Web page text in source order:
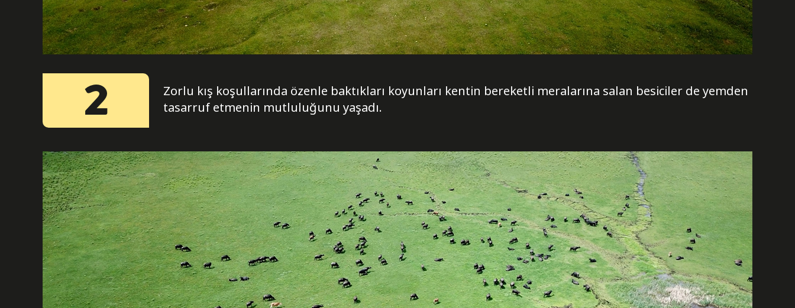
2
Zorlu kış koşullarında özenle baktıkları koyunları kentin bereketli meralarına salan besiciler de yemden
tasarruf etmenin mutluluğunu yaşadı.